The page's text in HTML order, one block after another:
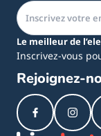
Le meilleur de
Inscrivez-vous
Rejoignez-